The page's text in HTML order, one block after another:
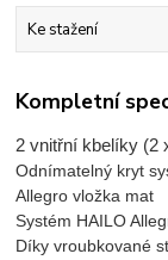
Ke stažení
Kompletní
2 vnitřní kbelíky (2
Odnímatelný kryt
Allegro vložka mat
Systém HAILO
Díky vroubkované